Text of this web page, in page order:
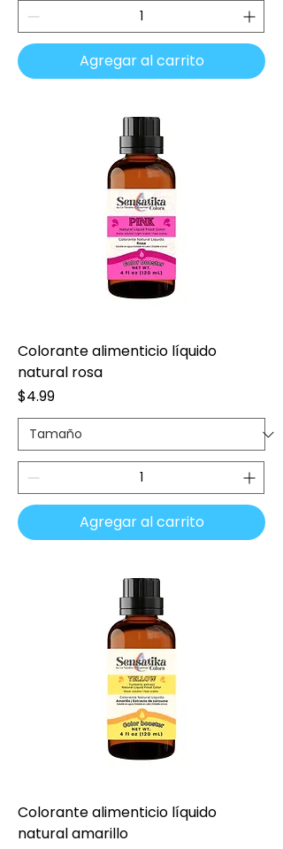
Agregar al carrito
Colorante alimenticio líquido
natural rosa
Precio
$4.99
Agregar al carrito
Colorante alimenticio líquido
natural amarillo